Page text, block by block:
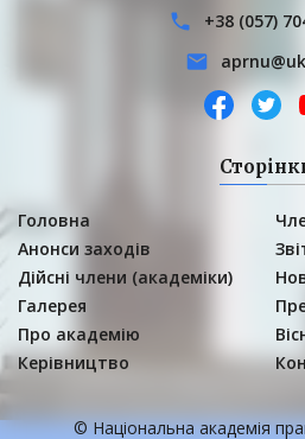
+38 (057)
Головна
Анонси заходів
Дійсні члени (академіки)
Галерея
Про академію
Керівництво
© Національна академія